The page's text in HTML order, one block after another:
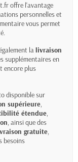
offre l'avantage
personnelles et
vous permet
lalivraison
supplémentaires en
encore plus
disponible sur
supérieure,
étendue,
, ainsi que des
gratuite,
besoins